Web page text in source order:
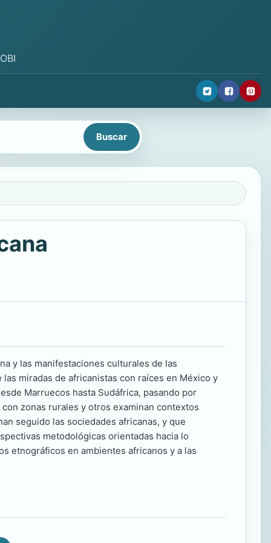
y las manifestaciones culturales de las
miradas de africanistas con raíces en México y
Marruecos hasta Sudáfrica, pasando por
zonas rurales y otros examinan contextos
seguido las sociedades africanas, y que
metodológicas orientadas hacia lo
etnográficos en ambientes africanos y a las